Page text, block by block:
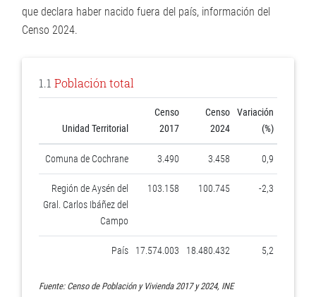
que declara haber nacido fuera del país, información del
Censo 2024.
1.1 Población total
Unidad Territorial
Censo
2017
Censo
2024
Variación
(%)
Comuna de Cochrane 3.490 3.458 0,9
Región de Aysén del
Gral. Carlos Ibáñez del
Campo
103.158 100.745 -2,3
País 17.574.003 18.480.432 5,2
Fuente: Censo de Población y Vivienda 2017 y 2024, INE